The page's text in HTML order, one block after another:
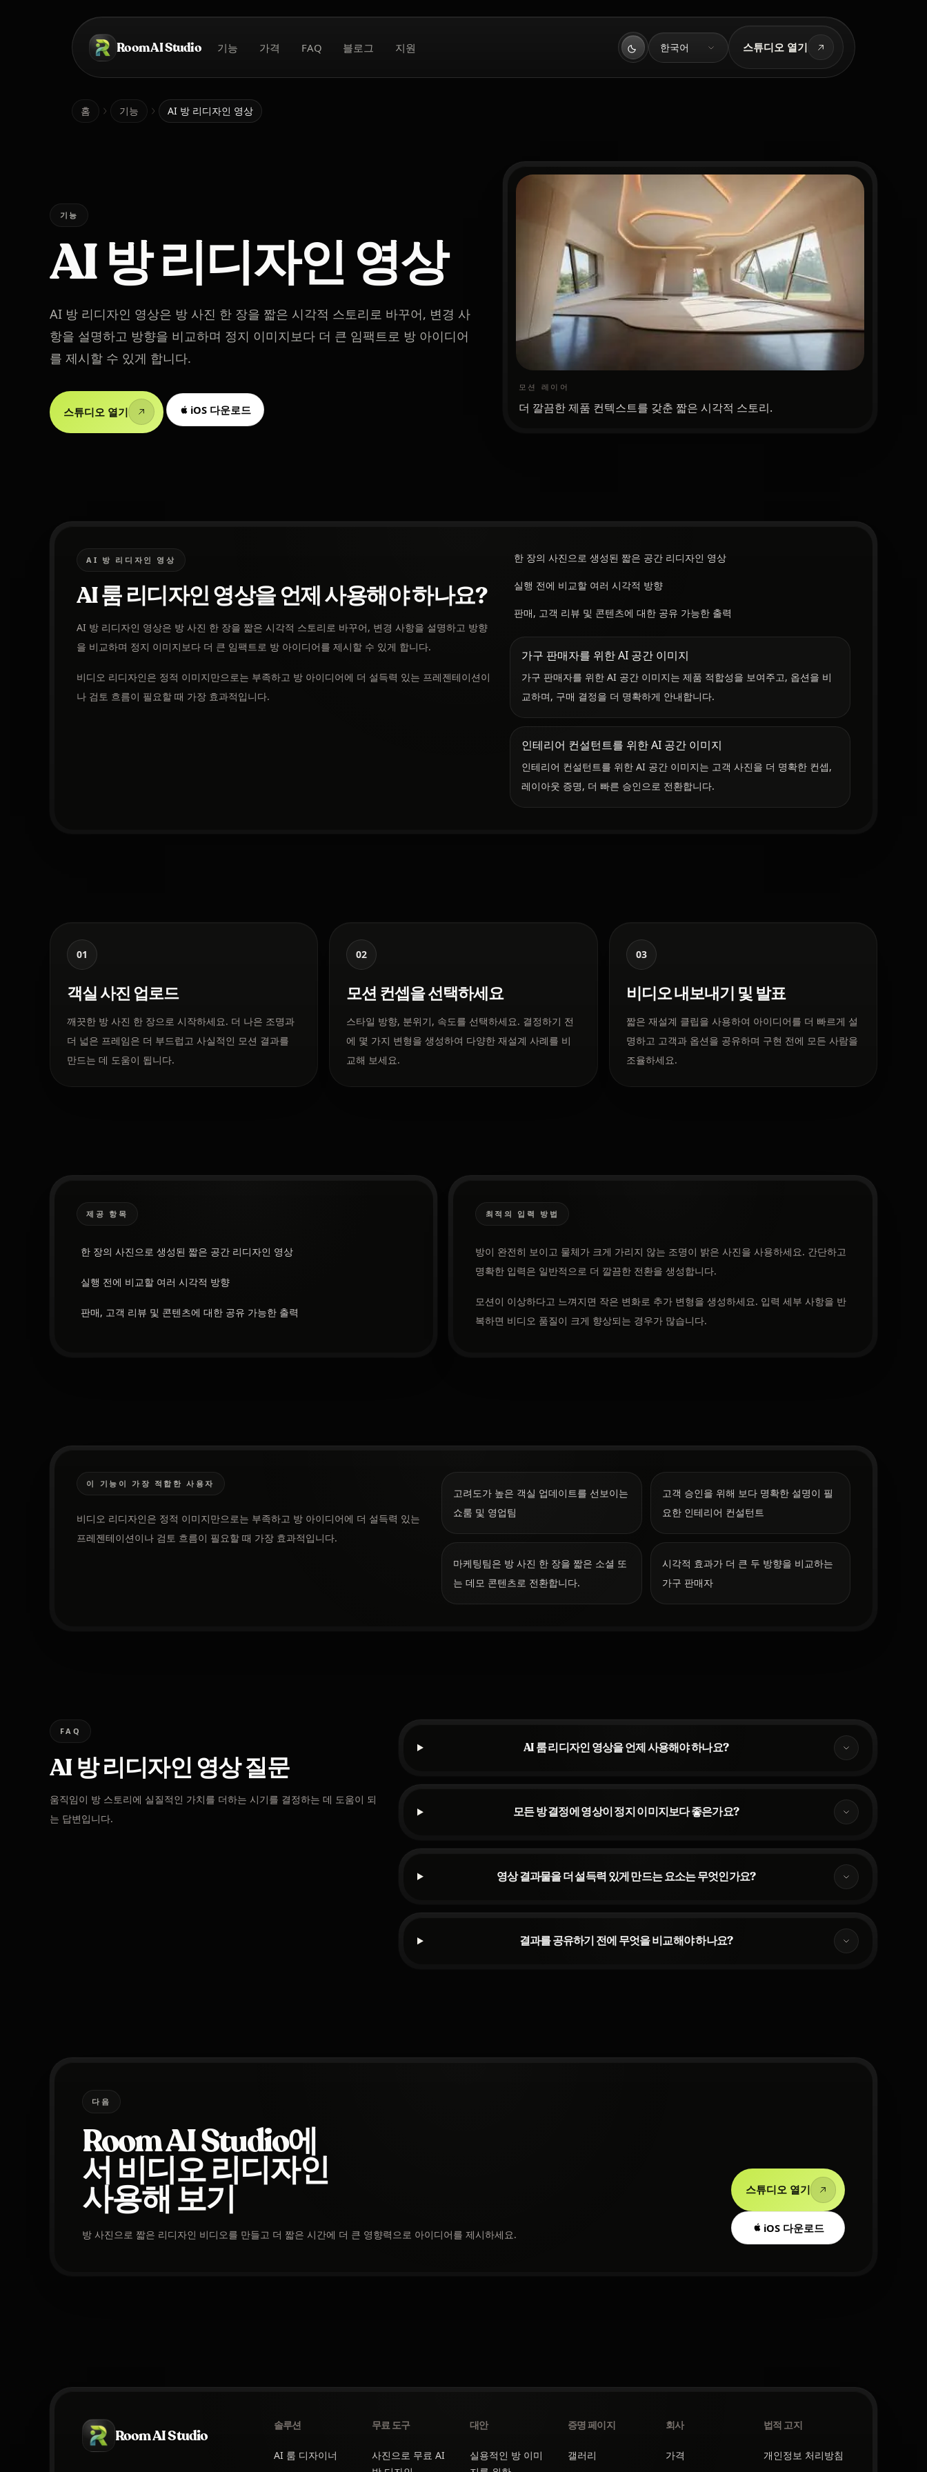
Room AI Studio
홈 기능 가격 FAQ 블로그 지원 언어한국어 스튜디오 열기
홈 기능 AI 방 리디자인 영상
기능
AI 방 리디자인 영상
AI 방 리디자인 영상은 방 사진 한 장을 짧은 시각적 스토리로 바꾸어, 변경 사
항을 설명하고 방향을 비교하며 정지 이미지보다 더 큰 임팩트로 방 아이디어
를 제시할 수 있게 합니다.
스튜디오 열기 iOS 다운로드
모션 레이어
더 깔끔한 제품 컨텍스트를 갖춘 짧은 시각적 스토리.
AI 방 리디자인 영상
AI 룸 리디자인 영상을 언제 사용해야 하나요?
AI 방 리디자인 영상은 방 사진 한 장을 짧은 시각적 스토리로 바꾸어, 변경 사항을 설명하고 방향
을 비교하며 정지 이미지보다 더 큰 임팩트로 방 아이디어를 제시할 수 있게 합니다.
비디오 리디자인은 정적 이미지만으로는 부족하고 방 아이디어에 더 설득력 있는 프레젠테이션이
나 검토 흐름이 필요할 때 가장 효과적입니다.
한 장의 사진으로 생성된 짧은 공간 리디자인 영상
실행 전에 비교할 여러 시각적 방향
판매, 고객 리뷰 및 콘텐츠에 대한 공유 가능한 출력
가구 판매자를 위한 AI 공간 이미지
가구 판매자를 위한 AI 공간 이미지는 제품 적합성을 보여주고, 옵션을 비
교하며, 구매 결정을 더 명확하게 안내합니다.
인테리어 컨설턴트를 위한 AI 공간 이미지
인테리어 컨설턴트를 위한 AI 공간 이미지는 고객 사진을 더 명확한 컨셉,
레이아웃 증명, 더 빠른 승인으로 전환합니다.
01
객실 사진 업로드
깨끗한 방 사진 한 장으로 시작하세요. 더 나은 조명과
더 넓은 프레임은 더 부드럽고 사실적인 모션 결과를
만드는 데 도움이 됩니다.
02
모션 컨셉을 선택하세요
스타일 방향, 분위기, 속도를 선택하세요. 결정하기 전
에 몇 가지 변형을 생성하여 다양한 재설계 사례를 비
교해 보세요.
03
비디오 내보내기 및 발표
짧은 재설계 클립을 사용하여 아이디어를 더 빠르게 설
명하고 고객과 옵션을 공유하며 구현 전에 모든 사람을
조율하세요.
제공 항목
한 장의 사진으로 생성된 짧은 공간 리디자인 영상
실행 전에 비교할 여러 시각적 방향
판매, 고객 리뷰 및 콘텐츠에 대한 공유 가능한 출력
최적의 입력 방법
방이 완전히 보이고 물체가 크게 가리지 않는 조명이 밝은 사진을 사용하세요. 간단하고
명확한 입력은 일반적으로 더 깔끔한 전환을 생성합니다.
모션이 이상하다고 느껴지면 작은 변화로 추가 변형을 생성하세요. 입력 세부 사항을 반
복하면 비디오 품질이 크게 향상되는 경우가 많습니다.
이 기능이 가장 적합한 사용자
비디오 리디자인은 정적 이미지만으로는 부족하고 방 아이디어에 더 설득력 있는
프레젠테이션이나 검토 흐름이 필요할 때 가장 효과적입니다.
고려도가 높은 객실 업데이트를 선보이는
쇼룸 및 영업팀
고객 승인을 위해 보다 명확한 설명이 필
요한 인테리어 컨설턴트
마케팅팀은 방 사진 한 장을 짧은 소셜 또
는 데모 콘텐츠로 전환합니다.
시각적 효과가 더 큰 두 방향을 비교하는
가구 판매자
FAQ
AI 방 리디자인 영상 질문
움직임이 방 스토리에 실질적인 가치를 더하는 시기를 결정하는 데 도움이 되
는 답변입니다.
AI 룸 리디자인 영상을 언제 사용해야 하나요?
모든 방 결정에 영상이 정지 이미지보다 좋은가요?
영상 결과물을 더 설득력 있게 만드는 요소는 무엇인가요?
결과를 공유하기 전에 무엇을 비교해야 하나요?
다음
Room AI Studio에
서 비디오 리디자인
사용해 보기
방 사진으로 짧은 리디자인 비디오를 만들고 더 짧은 시간에 더 큰 영향력으로 아이디어를 제시하세요.
스튜디오 열기
iOS 다운로드
Room AI Studio
솔루션
AI 룸 디자이너
무료 도구
사진으로 무료 AI
대안
실용적인 방 이미
증명 페이지
갤러리
회사
가격
법적 고지
개인정보 처리방침